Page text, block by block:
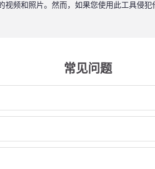
频和照片。然而，如果您使用此工具侵犯
常见问题